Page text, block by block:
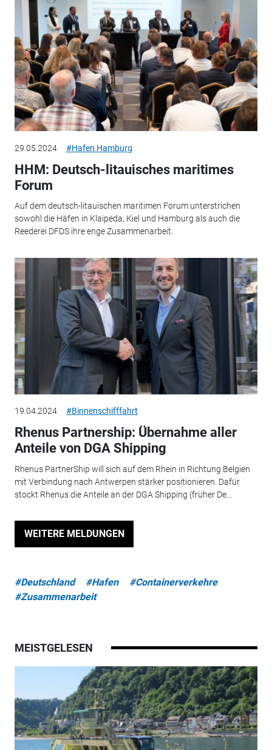
29.05.2024 #Hafen Hamburg
HHM: Deutsch-litauisches maritimes
Forum
Auf dem deutsch-litauischen maritimen Forum unterstrichen
sowohl die Häfen in Klaipėda, Kiel und Hamburg als auch die
Reederei DFDS ihre enge Zusammenarbeit.
19.04.2024 #Binnenschifffahrt
Rhenus Partnership: Übernahme aller
Anteile von DGA Shipping
Rhenus PartnerShip will sich auf dem Rhein in Richtung Belgien
mit Verbindung nach Antwerpen stärker positionieren. Dafür
stockt Rhenus die Anteile an der DGA Shipping (früher De...
WEITERE MELDUNGEN
#Deutschland #Hafen
#Containerverkehre
#Zusammenarbeit
MEISTGELESEN